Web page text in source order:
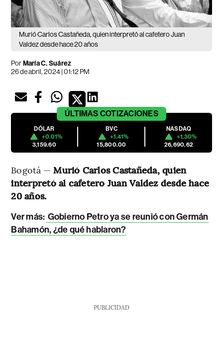
Murió Carlos Castañeda, quien interpretó al cafetero Juan
Valdez desde hace 20 años
PorMaría C. Suárez
26 de abril, 2024 | 01:12 PM
ÚLTIMAS COTIZACIONES
DÓLAR
+0.01%
3,159.60
BVC
+1.41%
15,800.00
NASDAQ
+1.30%
26,690.62
Bogotá —Murió Carlos Castañeda, quien
interpretó al cafetero Juan Valdez desde hace
20 años.
Ver más: Gobierno Petro ya se reunió con Germán
Bahamón, ¿de qué hablaron?
PUBLICIDAD